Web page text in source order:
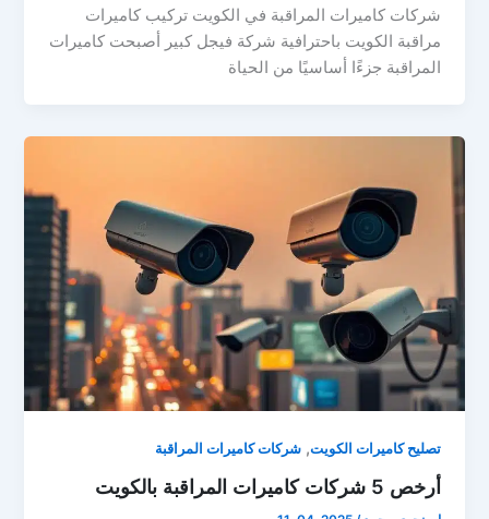
شركات كاميرات المراقبة في الكويت تركيب كاميرات
مراقبة الكويت باحترافية شركة فيجل كبير أصبحت كاميرات
المراقبة جزءًا أساسيًا من الحياة
تصليح كاميرات الكويت,شركات كاميرات المراقبة
أرخص 5 شركات كاميرات المراقبة بالكويت